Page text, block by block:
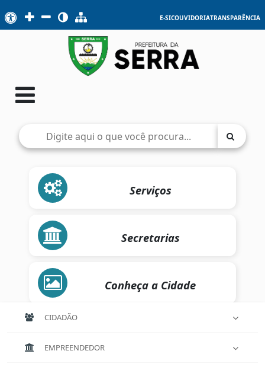
E-SICOUVIDORIATRANSPARÊNCIA
Serviços
Secretarias
Conheça a Cidade
CIDADÃO
EMPREENDEDOR